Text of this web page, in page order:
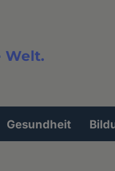
Welt.
Gesundheit